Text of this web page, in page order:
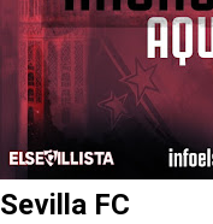
Sevilla FC